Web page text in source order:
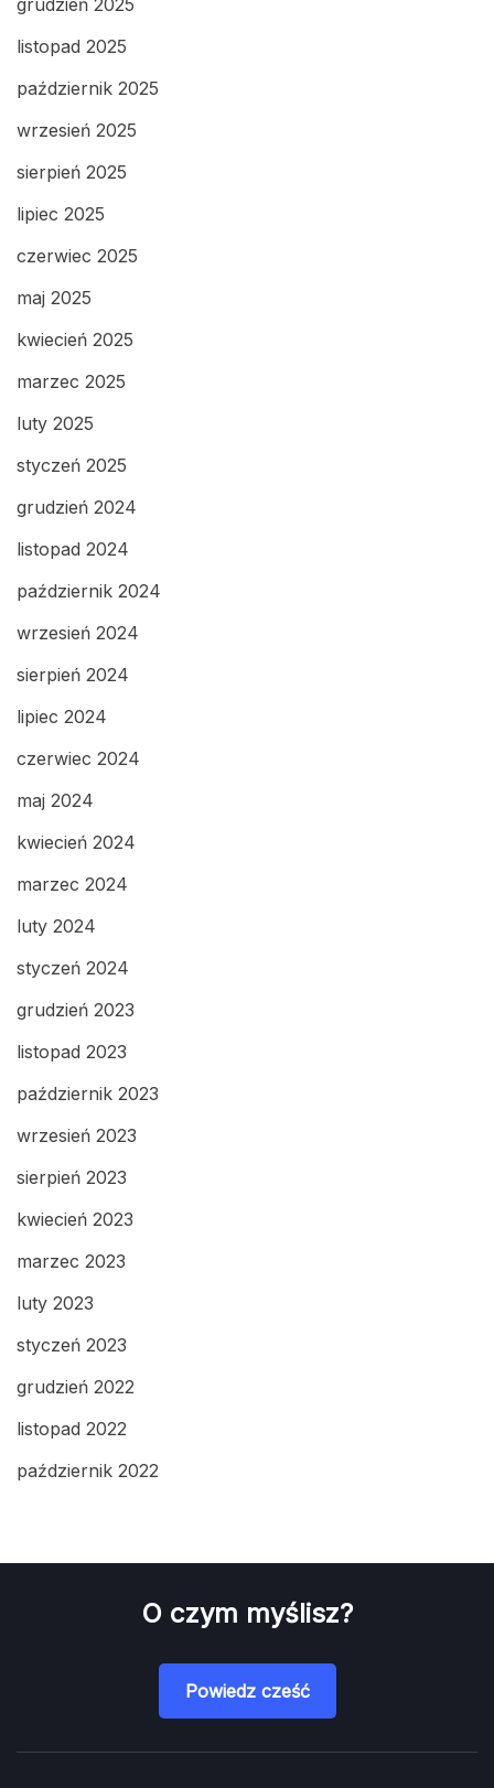
listopad 2025
październik 2025
wrzesień 2025
sierpień 2025
lipiec 2025
czerwiec 2025
maj 2025
kwiecień 2025
marzec 2025
luty 2025
styczeń 2025
grudzień 2024
listopad 2024
październik 2024
wrzesień 2024
sierpień 2024
lipiec 2024
czerwiec 2024
maj 2024
kwiecień 2024
marzec 2024
luty 2024
styczeń 2024
grudzień 2023
listopad 2023
październik 2023
wrzesień 2023
sierpień 2023
kwiecień 2023
marzec 2023
luty 2023
styczeń 2023
grudzień 2022
listopad 2022
październik 2022
O czym myślisz?
Powiedz cześć